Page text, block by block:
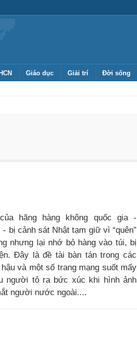
Giáo dục Giải trí Đời sống
hãng hàng không quốc gia -
bị cảnh sát Nhật tạm giữ vì “quên”
nhưng lại nhớ bỏ hàng vào túi, bị
Đây là đề tài bàn tán trong các
và một số trang mạng suốt mấy
người tỏ ra bức xúc khi hình ảnh
người nước ngoài....